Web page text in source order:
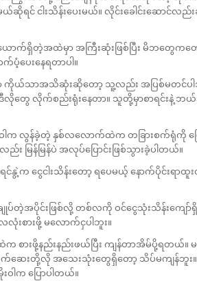
ရင် ငါးသိန်းပေးမယ်။ လိုင်းခေါင်းဆောင်လ
ယောက်ရှိတဲ့အထဲမှာ အကြီးဆုံးဖြစ်ပြီး မိဘတွေက
ပံ့ပေးနေရတာပါ။
ကိုယ်သာအသိဆုံးဆိုတော့ သူ့လည်း အပြစ်မတင်ပါဘူ
တွေ လိုက်စည်းရုံးနေတာ။ သူတို့မှာစာရင်းနဲ့ ဘ
က လွန်ခဲ့တဲ့ နှစ်လလောက်ထဲက တခြားစက်ရုံကို ပြေ
း မြန်မြန်ပဲ အလုပ်ပြောင်းဖြစ်သွားခဲ့ပါတယ်။
က ငွေငါးသိန်းတော့ ရပေမယ့် နောက်ပိုင်း
ပ်တဲ့အပိုင်းဖြစ်လို့ တစ်လကို ဝင်ငွေသုံးသိန်းကျေ
းစားဖို့ မလောက်ငှပါဘူး။
စားဖို့နည်းနည်းဖယ်ပြီး ကျန်တာအိမ်ပို့ရတယ်
ေးတို့လို အသေးသုံးတွေရှိတော့ သိပ်မကျန်ဘူး။ အဲ
ါက ပြောပါတယ်။